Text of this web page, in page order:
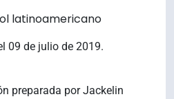
latinoamericano
09 de julio de 2019.
preparada por Jackelin